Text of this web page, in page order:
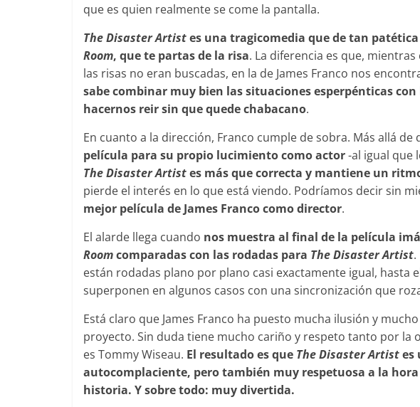
que es quien realmente se come la pantalla.
The Disaster Artistes una tragicomedia que de tan
Room, que te partas de la risa. La diferencia es que,
las risas no eran buscadas, en la de James Franco nos
sabe combinar muy bien las situaciones esperpénticas
hacernos reir sin que quede chabacano.
En cuanto a la dirección, Franco cumple de sobra. Más allá de
película para su propio lucimiento como actor-al igual que
The Disaster Artistes más que correcta y mantiene un
pierde el interés en lo que está viendo. Podríamos decir sin
mejor película de James Franco como director.
El alarde llega cuando nos muestra al final de la película
Roomcomparadas con las rodadas para The Disaster Artist
están rodadas plano por plano casi exactamente igual, hasta
superponen en algunos casos con una sincronización que
Está claro que James Franco ha puesto mucha ilusión y
proyecto. Sin duda tiene mucho cariño y respeto tanto por la
es Tommy Wiseau. El resultado es que The Disaster Artistes
autocomplaciente, pero también muy respetuosa a la
historia. Y sobre todo: muy divertida.